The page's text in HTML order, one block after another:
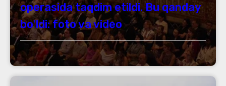
operasida taqdim etildi. Bu qanday
boʻldi: foto va video